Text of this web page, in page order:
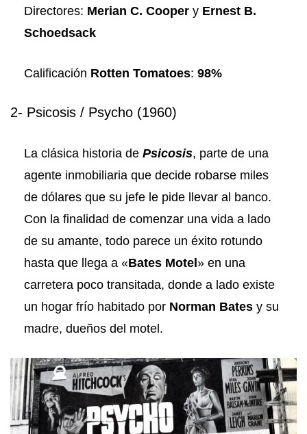
Directores: Merian C. Cooper y Ernest B.
Schoedsack
Calificación Rotten Tomatoes: 98%
2- Psicosis / Psycho (1960)
La clásica historia de Psicosis, parte de una
agente inmobiliaria que decide robarse miles
de dólares que su jefe le pide llevar al banco.
Con la finalidad de comenzar una vida a lado
de su amante, todo parece un éxito rotundo
hasta que llega a «Bates Motel» en una
carretera poco transitada, donde a lado existe
un hogar frío habitado por Norman Bates y su
madre, dueños del motel.